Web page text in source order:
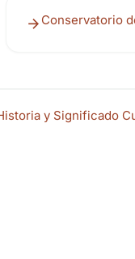
Conservatorio
y Significado